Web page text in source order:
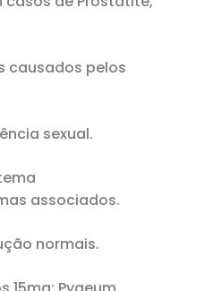
causados pelos
sexual.
associados.
normais.